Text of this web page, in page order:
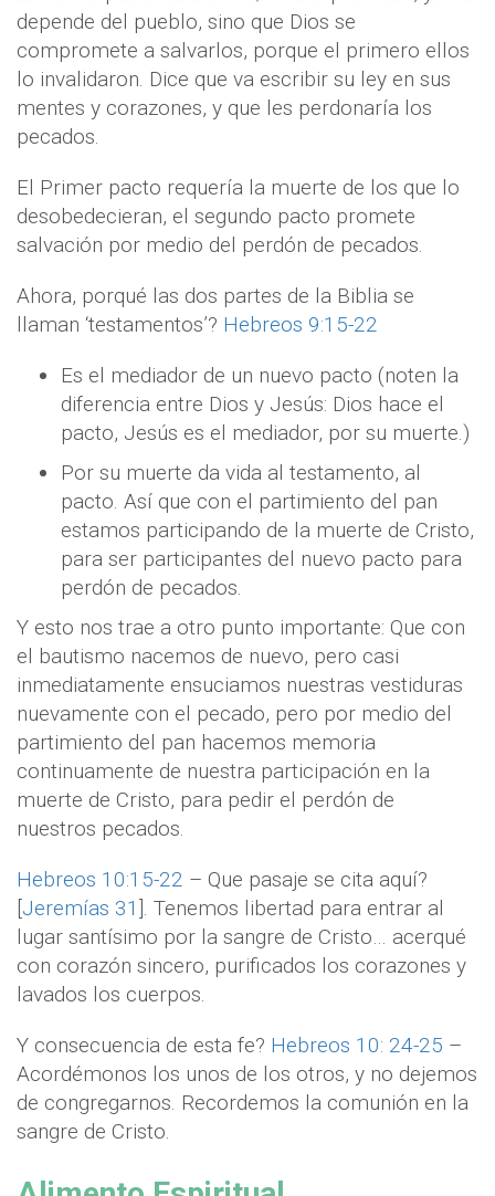
depende del pueblo, sino que Dios se
compromete a salvarlos, porque el primero ellos
lo invalidaron. Dice que va escribir su ley en sus
mentes y corazones, y que les perdonaría los
pecados.
El Primer pacto requería la muerte de los que lo
desobedecieran, el segundo pacto promete
salvación por medio del perdón de pecados.
Ahora, porqué las dos partes de la Biblia se
llaman ‘testamentos’? Hebreos 9:15-22
Es el mediador de un nuevo pacto (noten la
diferencia entre Dios y Jesús: Dios hace el
pacto, Jesús es el mediador, por su muerte.)
Por su muerte da vida al testamento, al
pacto. Así que con el partimiento del pan
estamos participando de la muerte de Cristo,
para ser participantes del nuevo pacto para
perdón de pecados.
Y esto nos trae a otro punto importante: Que con
el bautismo nacemos de nuevo, pero casi
inmediatamente ensuciamos nuestras vestiduras
nuevamente con el pecado, pero por medio del
partimiento del pan hacemos memoria
continuamente de nuestra participación en la
muerte de Cristo, para pedir el perdón de
nuestros pecados.
Hebreos 10:15-22 – Que pasaje se cita aquí?
[Jeremías 31 ]. Tenemos libertad para entrar al
lugar santísimo por la sangre de Cristo… acerqué
con corazón sincero, purificados los corazones y
lavados los cuerpos.
Y consecuencia de esta fe? Hebreos 10: 24-25 –
Acordémonos los unos de los otros, y no dejemos
de congregarnos. Recordemos la comunión en la
sangre de Cristo.